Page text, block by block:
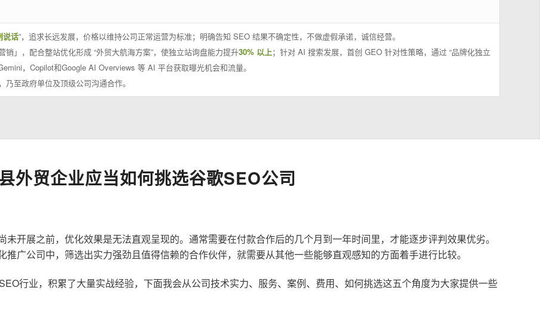
说话”，追求长远发展，价格以维持公司正常运营为标准；明确告知 SEO 结果不确定性，不做虚假承诺，诚信经营。
」，配合整站优化形成 “外贸大航海方案”，使独立站询盘能力提升30% 以上；针对 AI 搜索发展，首创 GEO 针对性策略，通过 “品牌化独立
，Copilot和Google AI Overviews 等 AI 平台获取曝光机会和流量。
至政府单位及顶级公司沟通合作。
外贸企业应当如何挑选谷歌SEO公司
开展之前，优化效果是无法直观呈现的。通常需要在付款合作后的几个月到一年时间里，才能逐步评判效果优劣。
广公司中，筛选出实力强劲且值得信赖的合作伙伴，就需要从其他一些能够直观感知的方面着手进行比较。
行业，积累了大量实战经验，下面我会从公司技术实力、服务、案例、费用、如何挑选这五个角度为大家提供一些